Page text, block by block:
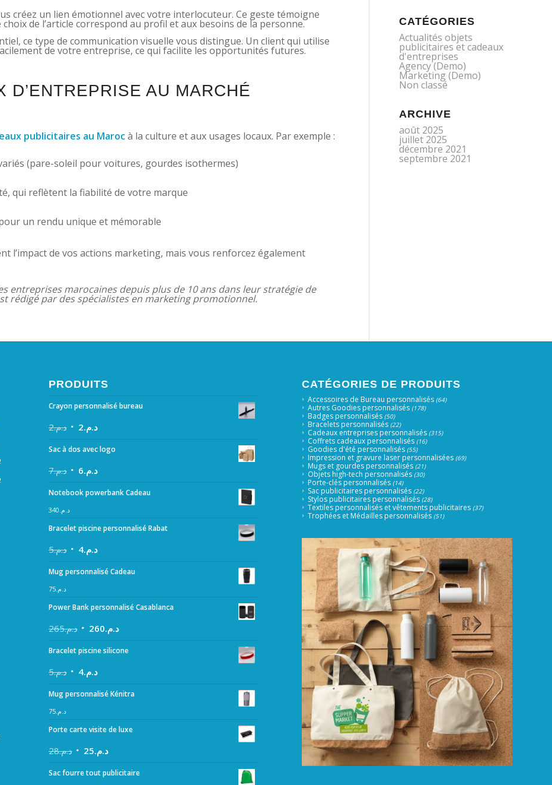
créez un lien émotionnel avec votre interlocuteur. Ce geste témoigne
de l’article correspond au profil et aux besoins de la personne.
ce type de communication visuelle vous distingue. Un client qui utilise
de votre entreprise, ce qui facilite les opportunités futures.
AU MARCHÉ
publicitaires au Marocà la culture et aux usages locaux. Par exemple :
(pare-soleil pour voitures, gourdes isothermes)
qui reflètent la fiabilité de votre marque
un rendu unique et mémorable
l’impact de vos actions marketing, mais vous renforcez également
entreprises marocaines depuis plus de 10 ans dans leur stratégie de
rédigé par des spécialistes en marketing promotionnel.
CATÉGORIES
Actualités objets
publicitaires et cadeaux
d'entreprises
Agency (Demo)
Marketing (Demo)
Non classé
ARCHIVE
août 2025
juillet 2025
décembre 2021
septembre 2021
PRODUITS
Crayon personnalisé bureau
د.م.2 د.م.2
Sac à dos avec logo
د.م.7 د.م.6
Notebook powerbank Cadeau
د.م.340
Bracelet piscine personnalisé Rabat
د.م.5 د.م.4
Mug personnalisé Cadeau
د.م.75
Power Bank personnalisé Casablanca
د.م.265 د.م.260
Bracelet piscine silicone
د.م.5 د.م.4
Mug personnalisé Kénitra
د.م.75
Porte carte visite de luxe
د.م.28 د.م.25
Sac fourre tout publicitaire
CATÉGORIES DE PRODUITS
Accessoires de Bureau personnalisés (64)
Autres Goodies personnalisés (178)
Badges personnalisés (50)
Bracelets personnalisés (22)
Cadeaux entreprises personnalisés (315)
Coffrets cadeaux personnalisés (16)
Goodies d'été personnalisés (55)
Impression et gravure laser personnalisées (69)
Mugs et gourdes personnalisés (21)
Objets high-tech personnalisés (30)
Porte-clés personnalisés (14)
Sac publicitaires personnalisés (22)
Stylos publicitaires personnalisés (28)
Textiles personnalisés et vêtements publicitaires (37)
Trophées et Médailles personnalisés (51)